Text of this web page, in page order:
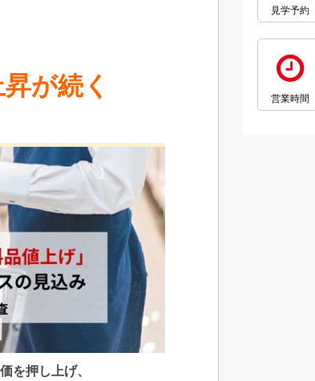
が続く
を押し上げ、
見学予約
営業時間